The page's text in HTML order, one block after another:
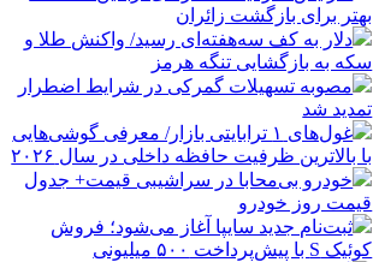
بهتر برای بازگشت زائران
دلار به کف سه‌هفته‌ای رسید/ واکنش طلا و
سکه به بازگشایی تنگه هرمز
مصوبه تسهیلات گمرکی در شرایط اضطرار
تمدید شد
غول‌های ۱ ترابایتی بازار/ معرفی گوشی‌هایی
با بالاترین ظرفیت حافظه داخلی در سال ۲۰۲۶
خودرو بی‌محابا در سراشیبی قیمت+ جدول
قیمت روز خودرو
ثبت‌نام جدید سایپا آغاز می‌شود؛ فروش
کوئیک S با پیش‌پرداخت ۵۰۰ میلیونی